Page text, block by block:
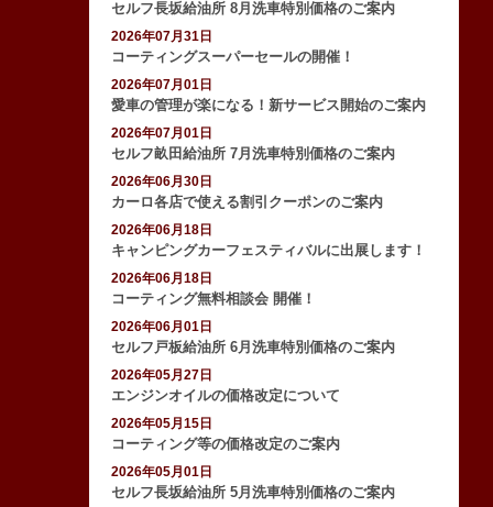
セルフ長坂給油所 8月洗車特別価格のご案内
2026年07月31日
コーティングスーパーセールの開催！
2026年07月01日
愛車の管理が楽になる！新サービス開始のご案内
2026年07月01日
セルフ畝田給油所 7月洗車特別価格のご案内
2026年06月30日
カーロ各店で使える割引クーポンのご案内
2026年06月18日
キャンピングカーフェスティバルに出展します！
2026年06月18日
コーティング無料相談会 開催！
2026年06月01日
セルフ戸板給油所 6月洗車特別価格のご案内
2026年05月27日
エンジンオイルの価格改定について
2026年05月15日
コーティング等の価格改定のご案内
2026年05月01日
セルフ長坂給油所 5月洗車特別価格のご案内